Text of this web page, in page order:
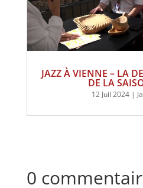
JAZZ À VIENNE – LA
DE LA
12 Juil 2024 |
0